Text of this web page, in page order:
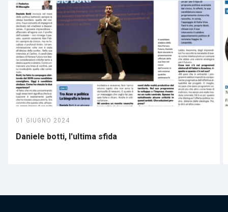
01 GIUGNO 2024
Daniele botti, l'ultima sfida